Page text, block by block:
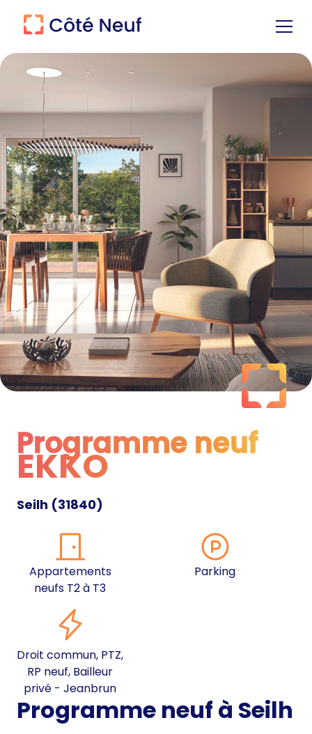
Programme neuf
Programme neuf
EKKO
Seilh (31840)
Appartements
neufs T2 à T3
Parking
Droit commun, PTZ,
RP neuf, Bailleur
privé - Jeanbrun
Programme neuf à Seilh